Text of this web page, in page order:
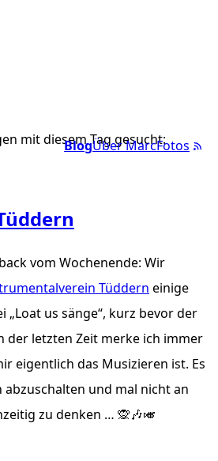
BlogÜber MarcFotos
mit diesem Tag gesucht:
vom Wochenende: Wir
Tüddern einige
„Loat us sänge“, kurz bevor der
der letzten Zeit merke ich immer
eigentlich das Musizieren ist. Es
und mal nicht an
zu denken … 🙊🎶🎺